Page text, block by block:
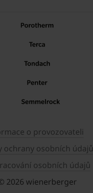
o provozovateli
ochrany osobních údajů
osobních údajů
2026 wienerberger